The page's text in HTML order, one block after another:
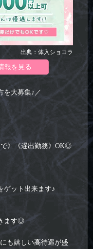
出典：体入ショコラ
報を見る
を大募集♪／
で》《遅出勤務》OK◎
ゲット出来ます♪
ます◎
も嬉しい高待遇が盛